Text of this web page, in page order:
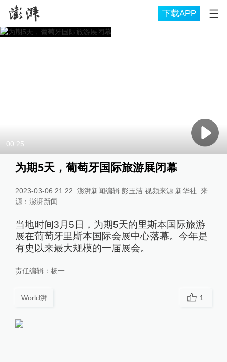
下载APP
00:25
为期5天，葡萄牙国际旅游展闭幕
2023-03-06 21:22 澎湃新闻编辑 彭玉洁 视频来源 新华社 来
源： 澎湃新闻
当地时间3月5日，为期5天的里斯本国际旅游
展在葡萄牙里斯本国际会展中心落幕。今年是
有史以来最大规模的一届展会。
责任编辑： 杨一
World湃 1